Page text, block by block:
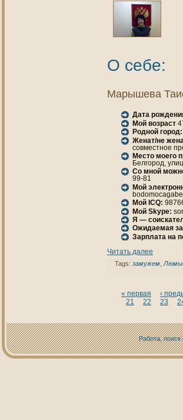
О себе:
Марышева
Дата
Мой возраст
Родной город:
Женaт/не
совместное
Место моего
Белгород,
Со мной
99-81
Мой
Мой ICQ:
Мой Skype:
Я —
Ожидаемая
Зарплата нa
Читать далее
Tags: замужем
« первая
‹
21
22 23
Работа, поиск